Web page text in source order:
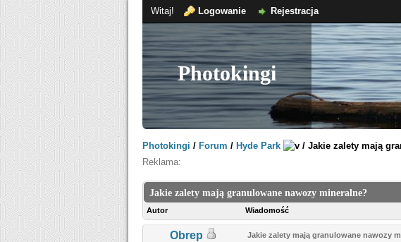
Witaj! Logowanie Rejestracja
Photokingi
Photokingi / Forum / Hyde Park / Jakie zalety mają
Reklama:
Jakie zalety mają granulowane nawozy mineralne?
Autor Wiadomość
Obrep Jakie zalety mają granulowane nawozy